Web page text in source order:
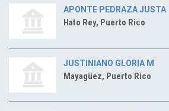
APONTE PEDRAZA JUSTA
Hato Rey, Puerto Rico
JUSTINIANO GLORIA M
Mayagüez, Puerto Rico